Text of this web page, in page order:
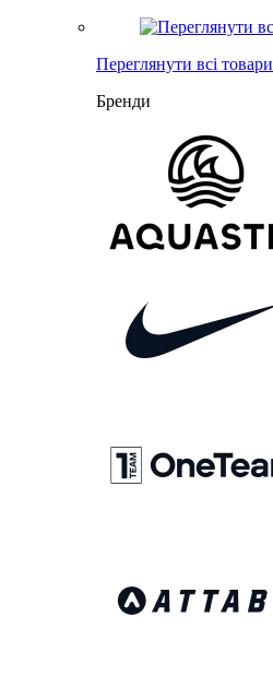
Переглянути всі товари
Бренди